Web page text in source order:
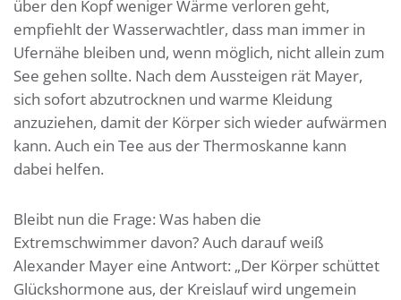
über den Kopf weniger Wärme verloren geht,
empfiehlt der Wasserwachtler, dass man immer in
Ufernähe bleiben und, wenn möglich, nicht allein zum
See gehen sollte. Nach dem Aussteigen rät Mayer,
sich sofort abzutrocknen und warme Kleidung
anzuziehen, damit der Körper sich wieder aufwärmen
kann. Auch ein Tee aus der Thermoskanne kann
dabei helfen.
Bleibt nun die Frage: Was haben die
Extremschwimmer davon? Auch darauf weiß
Alexander Mayer eine Antwort: „Der Körper schüttet
Glückshormone aus, der Kreislauf wird ungemein